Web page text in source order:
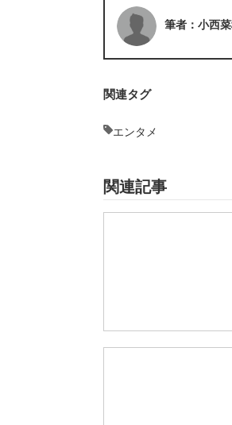
筆者：小西
関連タグ
エンタメ
関連記事